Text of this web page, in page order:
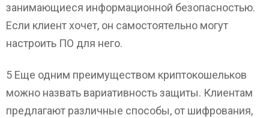
занимающиеся информационной безопасностью.
Если клиент хочет, он самостоятельно могут
настроить ПО для него.
5 Еще одним преимуществом криптокошельков
можно назвать вариативность защиты. Клиентам
предлагают различные способы, от шифрования,